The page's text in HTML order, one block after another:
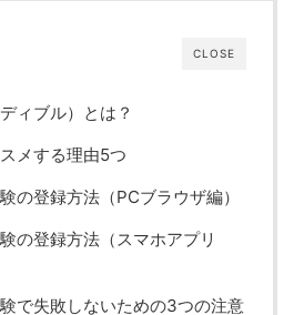
CLOSE
ィブル）とは？
メする理由5つ
の登録方法（PCブラウザ編）
の登録方法（スマホアプリ
で失敗しないための3つの注意